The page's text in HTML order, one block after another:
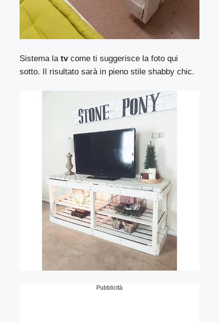
Sistema latvcome ti suggerisce la foto qui
sotto. Il risultato sarà in pieno stile shabby chic.
Pubblicità